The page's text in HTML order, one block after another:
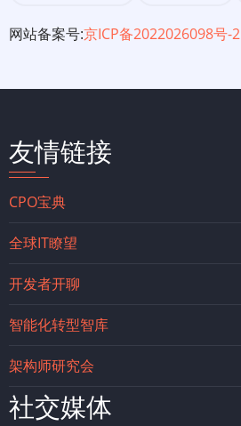
剥
离
网站备案号:京ICP备2022026098号-2
友情链接
CPO宝典
全球IT瞭望
开发者开聊
智能化转型智库
架构师研究会
社交媒体